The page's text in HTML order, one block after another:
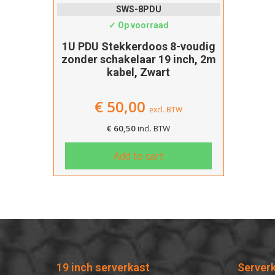
SWS-8PDU
✓ Op voorraad
1U PDU Stekkerdoos 8-voudig
zonder schakelaar 19 inch, 2m
kabel, Zwart
€ 50,00 excl. BTW
€ 60,50incl. BTW
Add to cart
19 inch serverkast